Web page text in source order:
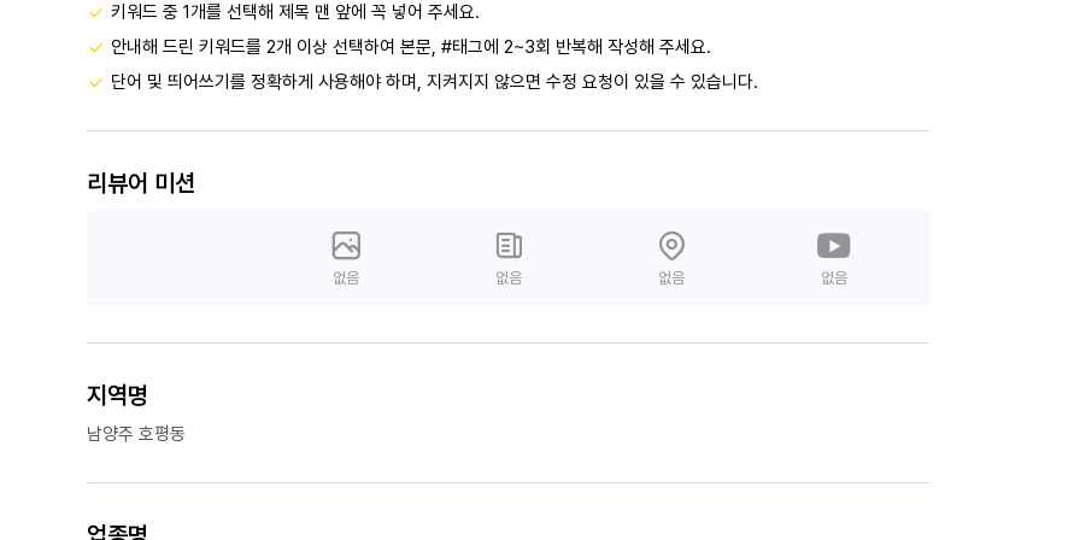
키워드 중 1개를 선택해 제목 맨 앞에 꼭 넣어 주세요.
안내해 드린 키워드를 2개 이상 선택하여 본문, #태그에 2~3회 반복해 작성해 주세요.
단어 및 띄어쓰기를 정확하게 사용해야 하며, 지켜지지 않으면 수정 요청이 있을 수 있습니다.
리뷰어 미션
없음 없음 없음 없음
지역명
남양주 호평동